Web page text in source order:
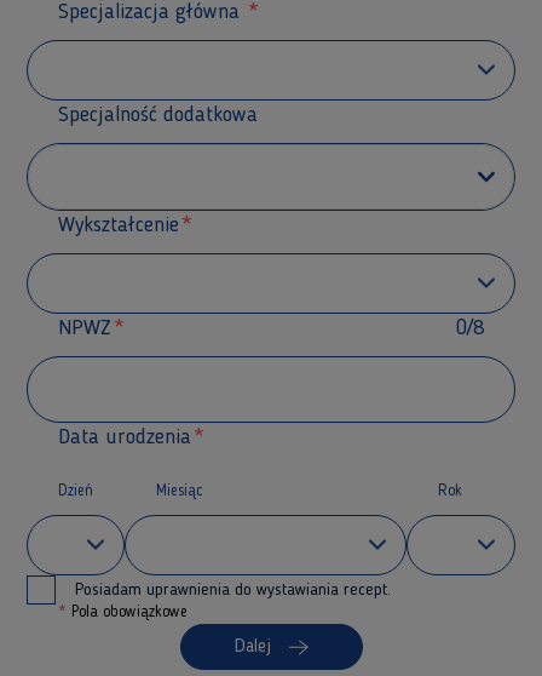
Specjalizacja główna
Specjalność dodatkowa
Wykształcenie
NPWZ 0/8
Data urodzenia
Dzień Miesiąc Rok
Posiadam uprawnienia do wystawiania recept.
* Pola obowiązkowe
Dalej